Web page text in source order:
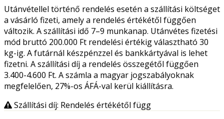
Utánvétellel történő rendelés esetén a szállítási költséget
a vásárló fizeti, amely a rendelés értékétől függően
változik. A szállítási idő 7–9 munkanap. Utánvétes fizetési
mód bruttó 200.000 Ft rendelési értékig választható 30
kg-ig. A futárnál készpénzzel és bankkártyával is lehet
fizetni. A szállítási díj a rendelés összegétől függően
3.400-4.600 Ft. A számla a magyar jogszabályoknak
megfelelően, 27%-os ÁFÁ-val kerül kiállításra.
Szállítási díj: Rendelés értékétől függ